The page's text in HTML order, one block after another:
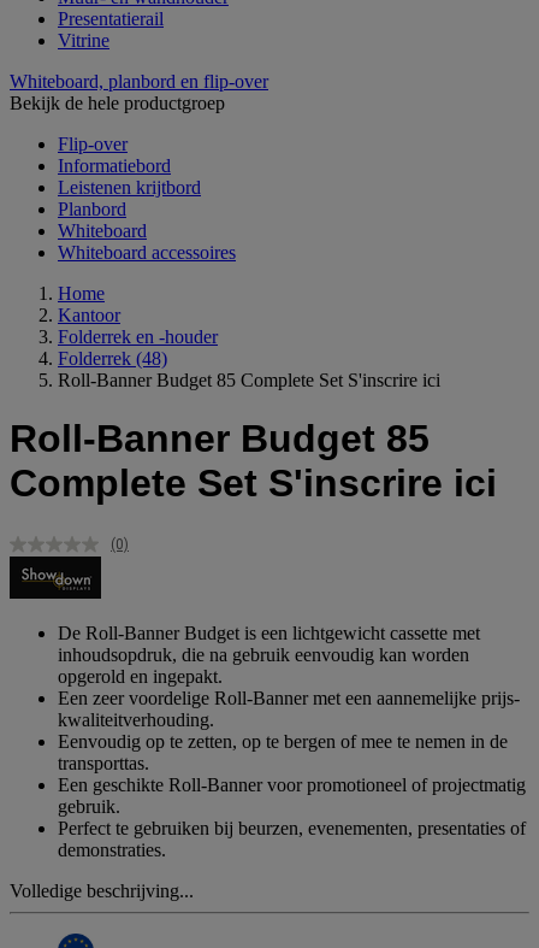
Presentatierail
Vitrine
Whiteboard, planbord en flip-over
Bekijk de hele productgroep
Flip-over
Informatiebord
Leistenen krijtbord
Planbord
Whiteboard
Whiteboard accessoires
Home
Kantoor
Folderrek en -houder
Folderrek (48)
Roll-Banner Budget 85 Complete Set S'inscrire ici
Roll-Banner Budget 85
Complete Set S'inscrire ici
Geen
(0)
De Roll-Banner Budget is een lichtgewicht cassette met
inhoudsopdruk, die na gebruik eenvoudig kan worden
opgerold en ingepakt.
Een zeer voordelige Roll-Banner met een aannemelijke prijs-
kwaliteitverhouding.
Eenvoudig op te zetten, op te bergen of mee te nemen in de
transporttas.
Een geschikte Roll-Banner voor promotioneel of projectmatig
gebruik.
Perfect te gebruiken bij beurzen, evenementen, presentaties of
demonstraties.
Volledige beschrijving...